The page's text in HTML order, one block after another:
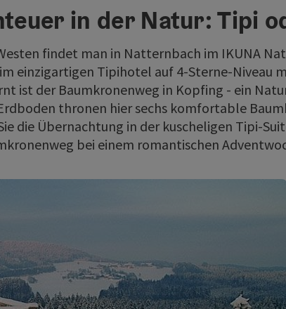
in der Natur: Tipi
findet man in Natternbach im IKUNA
einzigartigen Tipihotel auf 4-Sterne-Niveau
ist der Baumkronenweg in Kopfing - ein
thronen hier sechs komfortable
die Übernachtung in der kuscheligen Tipi-
bei einem romantischen